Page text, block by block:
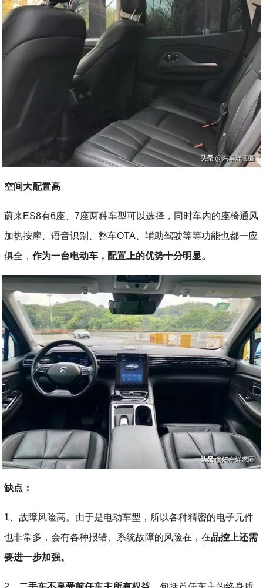
空间大配置高
蔚来ES8有6座、7座两种车型可以选择，同时车内的座椅通风
加热按摩、语音识别、整车OTA、辅助驾驶等等功能也都一应
俱全，作为一台电动车，配置上的优势十分明显。
缺点：
1、故障风险高。由于是电动车型，所以各种精密的电子元件
也非常多，会有各种报错、系统故障的风险在，在品控上还需
要进一步加强。